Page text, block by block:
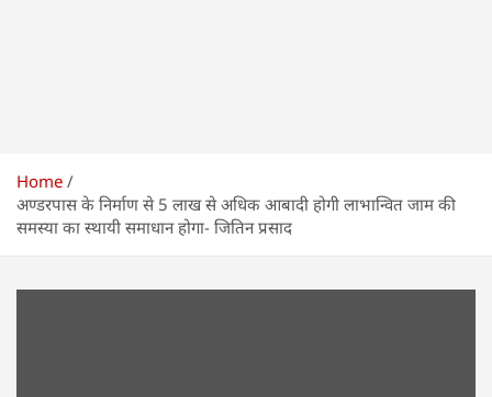
Home
अण्डरपास के निर्माण से 5 लाख से अधिक आबादी होगी लाभान्वित जाम की
समस्या का स्थायी समाधान होगा- जितिन प्रसाद